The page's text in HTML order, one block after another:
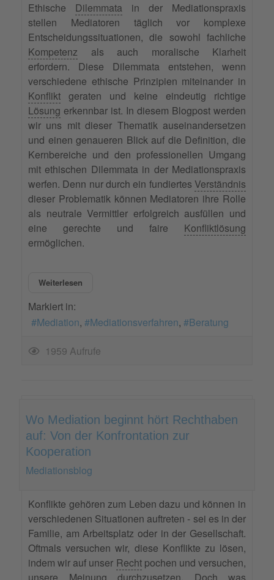
Ethische Dilemmata in der Mediationspraxis
stellen Mediatoren täglich vor komplexe
Entscheidungssituationen, die sowohl fachliche
Kompetenz als auch moralische Klarheit
erfordern. Diese Dilemmata entstehen, wenn
verschiedene ethische Prinzipien miteinander in
Konflikt geraten und keine eindeutig richtige
Lösung erkennbar ist. In diesem Blogpost werden
wir uns mit dieser Thematik auseinandersetzen
und einen genaueren Blick auf die Definition, die
Kernbereiche und den professionellen Umgang
mit ethischen Dilemmata in der Mediationspraxis
werfen. Denn nur durch ein fundiertes Verständnis
dieser Problematik können Mediatoren ihre Rolle
als neutrale Vermittler erfolgreich ausfüllen und
eine gerechte und faire Konfliktlösung
ermöglichen.
Weiterlesen
Markiert in:
Mediation
Mediationsverfahren Beratung
1959 Aufrufe
Wo Mediation beginnt hört Rechthaben
auf: Von der Konfrontation zur
Kooperation
Mediationsblog
Konflikte gehören zum Leben dazu und können in
verschiedenen Situationen auftreten - sei es in der
Familie, am Arbeitsplatz oder in der Gesellschaft.
Oftmals versuchen wir, diese Konflikte zu lösen,
indem wir auf unser Rechtpochen und versuchen,